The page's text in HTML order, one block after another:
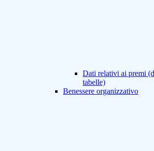
Dati relativi ai premi
tabelle)
Benessere organizzativo